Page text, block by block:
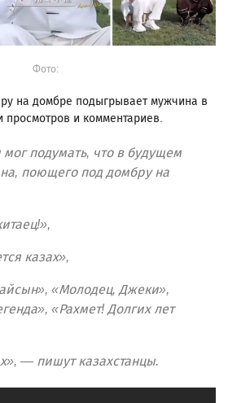
Фото:
на домбре подыгрывает мужчина в
и комментариев.
мог подумать, что в будущем
поющего под домбру на
казах»,
«Молодец, Джеки»,
«Рахмет! Долгих лет
— пишут казахстанцы.